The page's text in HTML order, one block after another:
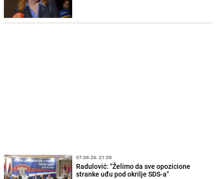
07.06.26. 21:00
Radulović: "Želimo da sve opozicione
stranke uđu pod okrilje SDS-a"